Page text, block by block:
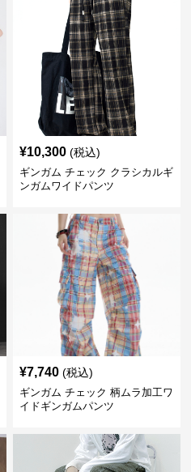
¥10,300 (税込)
ギンガム チェック クラシカルギ
ンガムワイドパンツ
¥7,740 (税込)
ギンガム チェック 柄ムラ加工ワ
イドギンガムパンツ